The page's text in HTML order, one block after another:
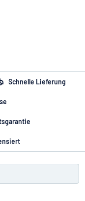
Schnelle Lieferung